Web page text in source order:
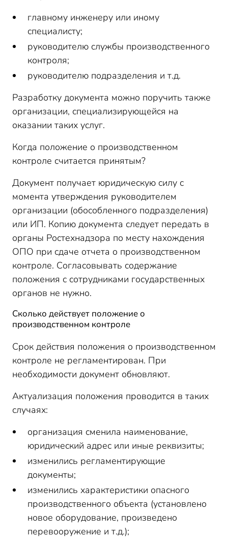
главному инженеру или иному
специалисту;
руководителю службы производственного
контроля;
руководителю подразделения и т.д.
Разработку документа можно поручить также
организации, специализирующейся на
оказании таких услуг.
Когда положение о производственном
контроле считается принятым?
Документ получает юридическую силу с
момента утверждения руководителем
организации (обособленного подразделения)
или ИП. Копию документа следует передать в
органы Ростехнадзора по месту нахождения
ОПО при сдаче отчета о производственном
контроле. Согласовывать содержание
положения с сотрудниками государственных
органов не нужно.
Сколько действует положение о
производственном контроле
Срок действия положения о производственном
контроле не регламентирован. При
необходимости документ обновляют.
Актуализация положения проводится в таких
случаях:
организация сменила наименование,
юридический адрес или иные реквизиты;
изменились регламентирующие
документы;
изменились характеристики опасного
производственного объекта (установлено
новое оборудование, произведено
перевооружение и т.д.);